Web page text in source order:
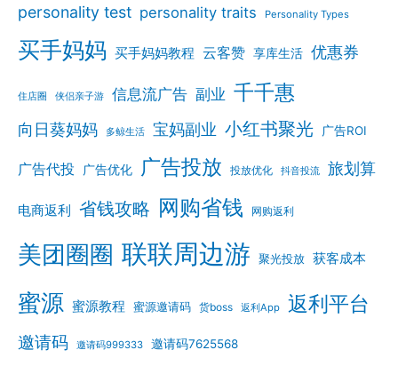
personality test personality traits Personality Types
买手妈妈 买手妈妈教程 云客赞 享库生活 优惠券
住店圈 侠侣亲子游 信息流广告 副业 千千惠
向日葵妈妈 多鲸生活 宝妈副业 小红书聚光 广告ROI
广告代投 广告优化 广告投放 投放优化 抖音投流 旅划算
电商返利 省钱攻略 网购省钱 网购返利
美团圈圈 联联周边游 聚光投放 获客成本
蜜源 蜜源教程 蜜源邀请码 货boss 返利App 返利平台
邀请码 邀请码999333 邀请码7625568